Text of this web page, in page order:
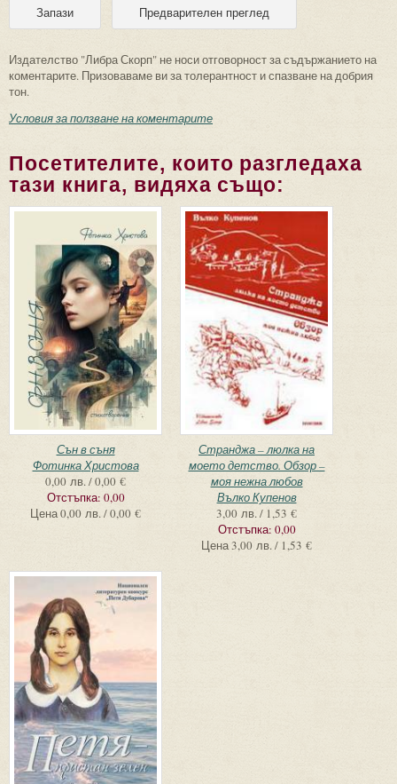
Издателство "Либра Скорп" не носи отговорност за съдържанието на
коментарите. Призоваваме ви за толерантност и спазване на добрия
тон.
Условия за ползване на коментарите
Посетителите, които разгледаха
тази книга, видяха също:
Сън в съня
Фотинка Христова
0,00 лв. / 0,00 €
Отстъпка: 0,00
Цена0,00 лв. / 0,00 €
Странджа – люлка на
моето детство. Обзор –
моя нежна любов
Вълко Купенов
3,00 лв. / 1,53 €
Отстъпка: 0,00
Цена3,00 лв. / 1,53 €